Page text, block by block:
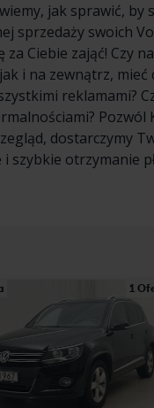
jak sprawić, by
sprzedaży swoich
za Ciebie zająć! Czy
i na zewnątrz,
reklamami?
dostarczymy
i szybkie otrzymanie
1